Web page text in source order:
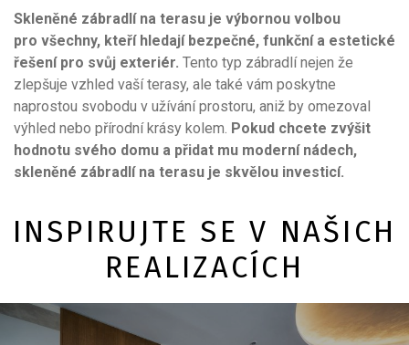
Skleněné zábradlí na terasu je výbornou volbou
pro všechny, kteří hledají bezpečné, funkční a estetické
řešení pro svůj exteriér. Tento typ zábradlí nejen že
zlepšuje vzhled vaší terasy, ale také vám poskytne
naprostou svobodu v užívání prostoru, aniž by omezoval
výhled nebo přírodní krásy kolem. Pokud chcete zvýšit
hodnotu svého domu a přidat mu moderní nádech,
skleněné zábradlí na terasu je skvělou investicí.
INSPIRUJTE SE V NAŠICH
REALIZACÍCH